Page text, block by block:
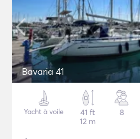
Bavaria 41
Yacht à voile
41 ft
12 m
8